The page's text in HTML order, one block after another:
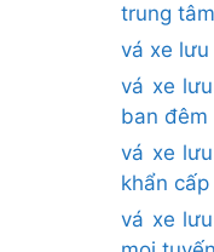
trung tâm
vá xe
vá xe
ban đêm
vá xe
khẩn cấp
vá xe